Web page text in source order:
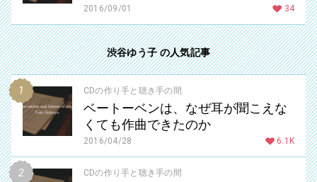
2016/09/01 34
渋谷ゆう子 の人気記事
CDの作り手と聴き手の間
ベートーベンは、なぜ耳が聞こえな
くても作曲できたのか
2016/04/28 6.1K
CDの作り手と聴き手の間